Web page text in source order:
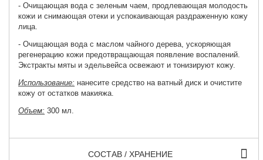
- Очищающая вода с зеленым чаем, продлевающая молодость
кожи и снимающая отеки и успокаивающая раздраженную кожу
лица.
- Очищающая вода с маслом чайного дерева, ускоряющая
регенерацию кожи предотвращающая появление воспалений.
Экстракты мяты и эдельвейса освежают и тонизируют кожу.
Использование: нанесите средство на ватный диск и очистите
кожу от остатков макияжа.
Объем: 300 мл.
СОСТАВ / ХРАНЕНИЕ